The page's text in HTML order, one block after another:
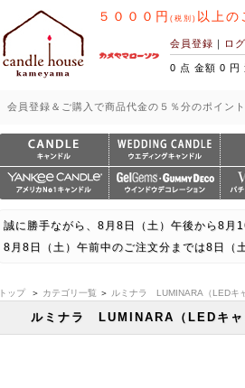
５０００円 (税別) 以上の
会員登録 ｜ ロ
0 点 金額 0 円
会員登録＆ご購入で商品代金の５％分のポイン
誠に勝手ながら、8月8日（土）午後から8月
8月8日（土）午前中のご注文分までは8日（
トップ＞ カテゴリ一覧 ＞ ルミナラ LUMINARA（LEDキ
ルミナラ LUMINARA（LEDキャ